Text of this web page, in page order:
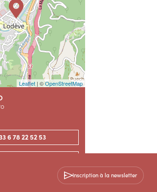
Leaflet | ©OpenStreetMap
6 78 22 52 53
Inscription à la newsletter